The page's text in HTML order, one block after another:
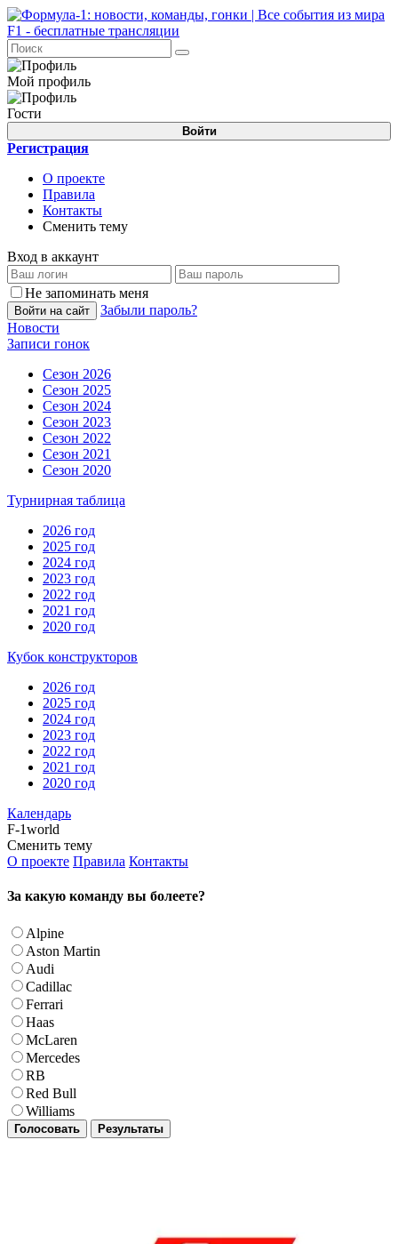
Мой профиль
Гости
Войти
Регистрация
О проекте
Правила
Контакты
Сменить тему
Вход в аккаунт
Не запоминать меня
Войти на сайт
Забыли пароль?
Новости
Записи гонок
Сезон 2026
Сезон 2025
Сезон 2024
Сезон 2023
Сезон 2022
Сезон 2021
Сезон 2020
Турнирная таблица
2026 год
2025 год
2024 год
2023 год
2022 год
2021 год
2020 год
Кубок конструкторов
2026 год
2025 год
2024 год
2023 год
2022 год
2021 год
2020 год
Календарь
F-1world
Сменить тему
О проекте Правила Контакты
За какую команду вы болеете?
Alpine
Aston Martin
Audi
Cadillac
Ferrari
Haas
McLaren
Mercedes
RB
Red Bull
Williams
Голосовать Результаты